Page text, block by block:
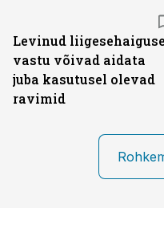
Levinud liigesehaiguse
vastu võivad aidata
juba kasutusel olevad
ravimid